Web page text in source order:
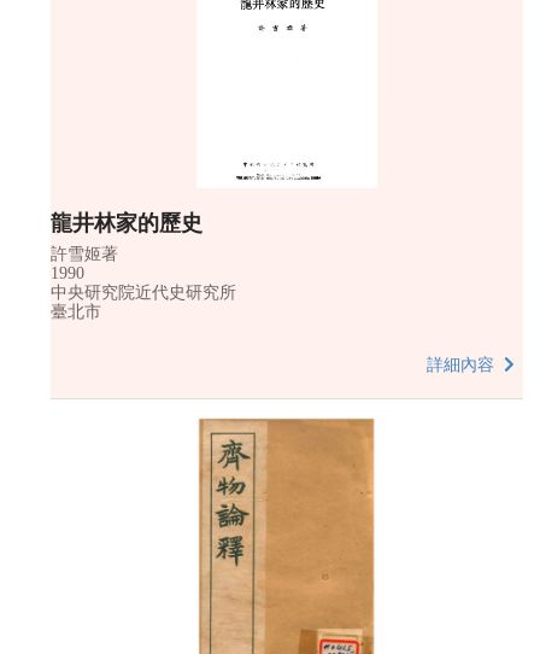
龍井林家的歷史
許雪姬著
1990
中央研究院近代史研究所
臺北市
詳細內容